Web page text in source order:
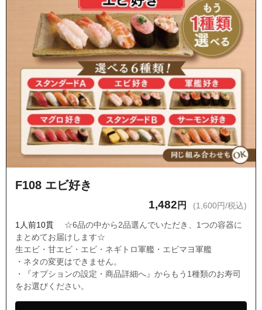
F108 エビ好き
1,482 円 (1,600円/税込)
1人前10貫
☆6品の中から2品選んでいただき、1つの容器に
まとめてお届けします☆
生エビ・甘エビ・エビ・ネギトロ軍艦・エビマヨ軍艦
・ネタの変更はできません。
・『オプションの設定・商品詳細へ』からもう1種類のお寿司
をお選びください。